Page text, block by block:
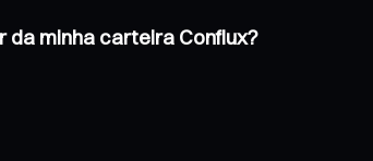
minha carteira Conflux?